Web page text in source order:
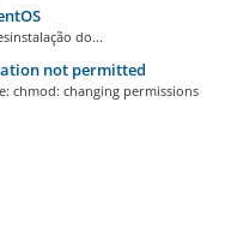
do...
not permitted
chmod: changing permissions